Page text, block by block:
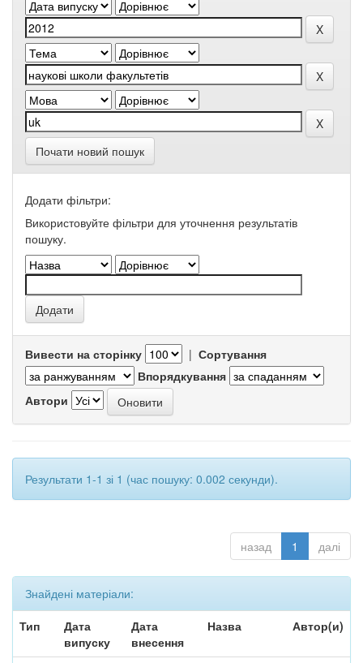
Почати новий пошук
Додати фільтри:
Використовуйте фільтри для уточнення результатів
пошуку.
Вивести на сторінку | Сортування
Впорядкування
Автори
Результати 1-1 зі 1 (час пошуку: 0.002 секунди).
назад 1 далі
Знайдені матеріали:
Тип
Дата
випуску
Дата
внесення
Назва Автор(и)